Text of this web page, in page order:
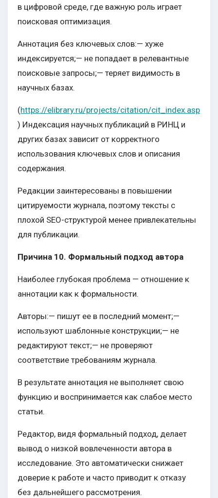
в цифровой среде, где важную роль играет
поисковая оптимизация.
Аннотация без ключевых слов:— хуже
индексируется;— не попадает в релевантные
поисковые запросы;— теряет видимость в
научных базах.
(https://elibrary.ru/projects/citation/cit_index.asp
) Индексация научных публикаций в РИНЦ и
других базах зависит от корректного
использования ключевых слов и описания
содержания.
Редакции заинтересованы в повышении
цитируемости журнала, поэтому тексты с
плохой SEO-структурой менее привлекательны
для публикации.
Причина 10. Формальный подход автора
Наиболее глубокая проблема — отношение к
аннотации как к формальности.
Авторы:— пишут ее в последний момент;—
используют шаблонные конструкции;— не
редактируют текст;— не проверяют
соответствие требованиям журнала.
В результате аннотация не выполняет свою
функцию и воспринимается как слабое место
статьи.
Редактор, видя формальный подход, делает
вывод о низкой вовлеченности автора в
исследование. Это автоматически снижает
доверие к работе и часто приводит к отказу
без дальнейшего рассмотрения.